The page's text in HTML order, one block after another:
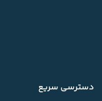
دسترسی سریع